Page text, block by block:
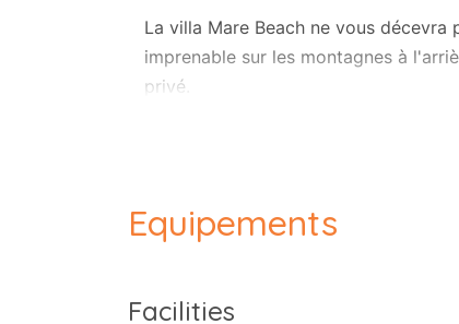
La villa Mare Beach ne vous
imprenable sur les montagnes à
privé.
La cuisine moderne et élégante est
réfrigérateur-congélateur, micro-
offrent une vue imprenable sur la mer.
Equipements
Facilities